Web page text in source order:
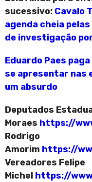
sucessivo: Cavalo
agenda cheia
de investigação
Eduardo Paes
se apresentar nas
um absurdo
Deputados
Moraes https://
Rodrigo
Amorim https://
Vereadores Felipe
Michel https://